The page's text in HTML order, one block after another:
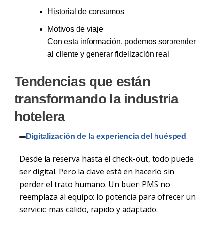
Historial de consumos
Motivos de viaje
Con esta información, podemos sorprender
al cliente y generar fidelización real.
Tendencias que están
transformando la industria
hotelera
Digitalización de la experiencia del huésped
Desde la reserva hasta el check-out, todo puede
ser digital. Pero la clave está en hacerlo sin
perder el trato humano. Un buen PMS no
reemplaza al equipo: lo potencia para ofrecer un
servicio más cálido, rápido y adaptado.